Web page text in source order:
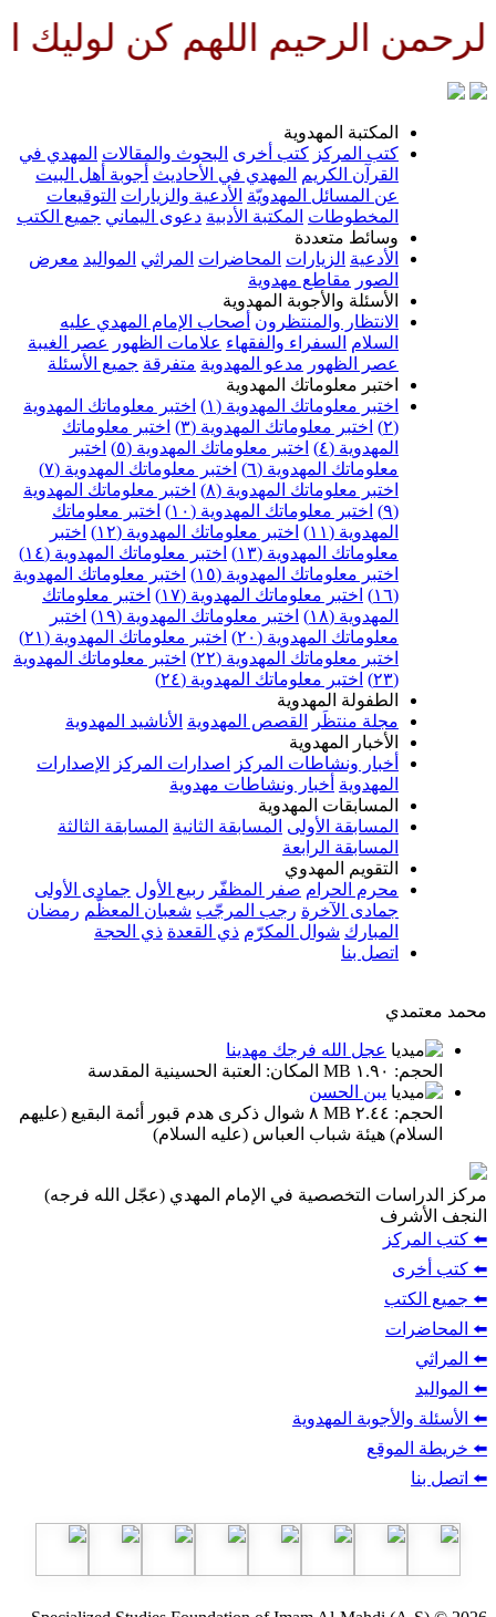
الرحيم اللهم كن لوليك
المكتبة المهدوية
كتب المركز كتب أخرى البحوث والمقالات المهدي في
القرآن الكريم
المهدي في الأحاديث أجوبة أهل البيت
عن المسائل المهدويّة الأدعية والزيارات التوقيعات
المخطوطات المكتبة الأدبية دعوى اليماني جميع الكتب
وسائط متعددة
الأدعية الزيارات المحاضرات المراثي المواليد معرض
الصور مقاطع مهدوية
الأسئلة والأجوبة المهدوية
الانتظار والمنتظرون أصحاب الإمام المهدي عليه
السلام السفراء والفقهاء علامات الظهور
عصر الغيبة
عصر الظهور مدعو المهدوية متفرقة جميع الأسئلة
اختبر معلوماتك المهدوية
اختبر معلوماتك المهدوية (١)
اختبر معلوماتك المهدوية
(٢)
اختبر معلوماتك المهدوية (٣)
اختبر معلوماتك
المهدوية (٤)
اختبر معلوماتك المهدوية (٥)
اختبر
معلوماتك المهدوية (٦)
اختبر معلوماتك المهدوية (٧)
اختبر معلوماتك المهدوية (٨)
اختبر معلوماتك المهدوية
(٩)
اختبر معلوماتك المهدوية (١٠)
اختبر معلوماتك
المهدوية (١١)
اختبر معلوماتك المهدوية (١٢)
اختبر
معلوماتك المهدوية (١٣)
اختبر معلوماتك المهدوية (١٤)
اختبر معلوماتك المهدوية (١٥)
اختبر معلوماتك المهدوية
(١٦)
اختبر معلوماتك المهدوية (١٧)
اختبر معلوماتك
المهدوية (١٨)
اختبر معلوماتك المهدوية (١٩)
اختبر
معلوماتك المهدوية (٢٠)
اختبر معلوماتك المهدوية (٢١)
اختبر معلوماتك المهدوية (٢٢)
اختبر معلوماتك المهدوية
(٢٣)
اختبر معلوماتك المهدوية (٢٤)
الطفولة المهدوية
مجلة منتظَر
القصص المهدوية الأناشيد المهدوية
الأخبار المهدوية
أخبار ونشاطات المركز
اصدارات المركز
الإصدارات
المهدوية أخبار ونشاطات مهدوية
المسابقات المهدوية
المسابقة الأولى المسابقة الثانية المسابقة الثالثة
المسابقة الرابعة
التقويم المهدوي
محرم الحرام صفر المظفّر ربيع الأول جمادى الأولى
جمادى الآخرة رجب المرجّب شعبان المعظّم رمضان
المبارك شوال المكرّم ذي القعدة ذي الحجة
اتصل بنا
محمد معتمدي
عجل الله فرجك مهدينا
الحجم: ١.٩٠ MB المكان: العتبة الحسينية المقدسة
يبن الحسن
الحجم: ٢.٤٤ MB ٨ شوال ذكرى هدم قبور أئمة البقيع (عليهم
السلام) هيئة شباب العباس (عليه السلام)
مركز الدراسات التخصصية في الإمام المهدي (عجّل الله فرجه)
النجف الأشرف
⬅️ كتب المركز
⬅️ كتب أخرى
⬅️ جميع الكتب
⬅️ المحاضرات
⬅️ المراثي
⬅️ المواليد
⬅️ الأسئلة والأجوبة المهدوية
⬅️ خريطة الموقع
⬅️ اتصل بنا